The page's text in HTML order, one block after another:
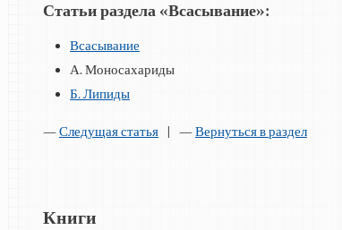
Статьи раздела «Всасывание»:
Всасывание
А. Моносахариды
Б. Липиды
—Следущая статья | —Вернуться в раздел
Книги